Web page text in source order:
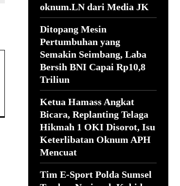
oknum.LN dari Media JK
Ditopang Mesin
Pertumbuhan yang
Semakin Seimbang, Laba
Bersih BNI Capai Rp10,8
Triliun
Ketua Hamass Angkat
Bicara, Replanting Telaga
Hikmah 1 OKI Disorot, Isu
Keterlibatan Oknum APH
Mencuat
Tim E-Sport Polda Sumsel